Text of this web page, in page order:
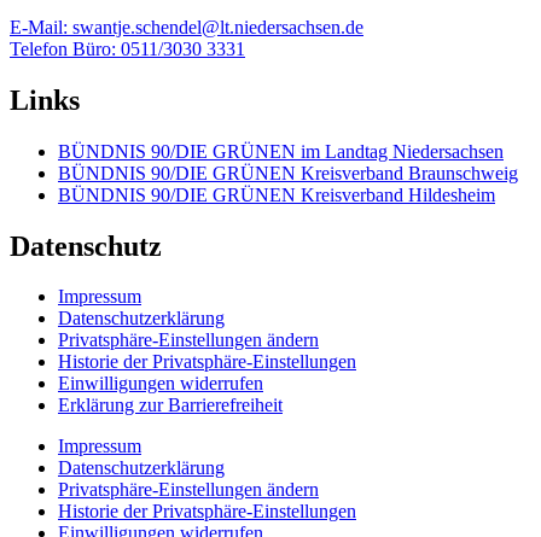
E-Mail: swantje.schendel@lt.niedersachsen.de
Telefon Büro: 0511/3030 3331
Links
BÜNDNIS 90/DIE GRÜNEN im Landtag Niedersachsen
BÜNDNIS 90/DIE GRÜNEN Kreisverband Braunschweig
BÜNDNIS 90/DIE GRÜNEN Kreisverband Hildesheim
Datenschutz
Impressum
Datenschutzerklärung
Privatsphäre-Einstellungen ändern
Historie der Privatsphäre-Einstellungen
Einwilligungen widerrufen
Erklärung zur Barrierefreiheit
Impressum
Datenschutzerklärung
Privatsphäre-Einstellungen ändern
Historie der Privatsphäre-Einstellungen